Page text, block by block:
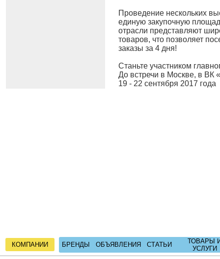
Проведение нескольких
единую закупочную
отрасли представляют
товаров, что позволяет
заказы за 4 дня!
Станьте участником
До встречи в Москве, в
19 - 22 сентября 2017 года
КОМПАНИИ БРЕНДЫ ОБЪЯВЛЕНИЯ СТАТЬИ
ТОВАРЫ
УСЛУГИ